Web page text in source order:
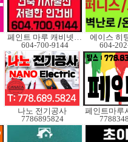
페인트 마루 캐비넷코팅
604-700-9144
에이스 히
604-
나노 전기공사
7786895824
페인트마루